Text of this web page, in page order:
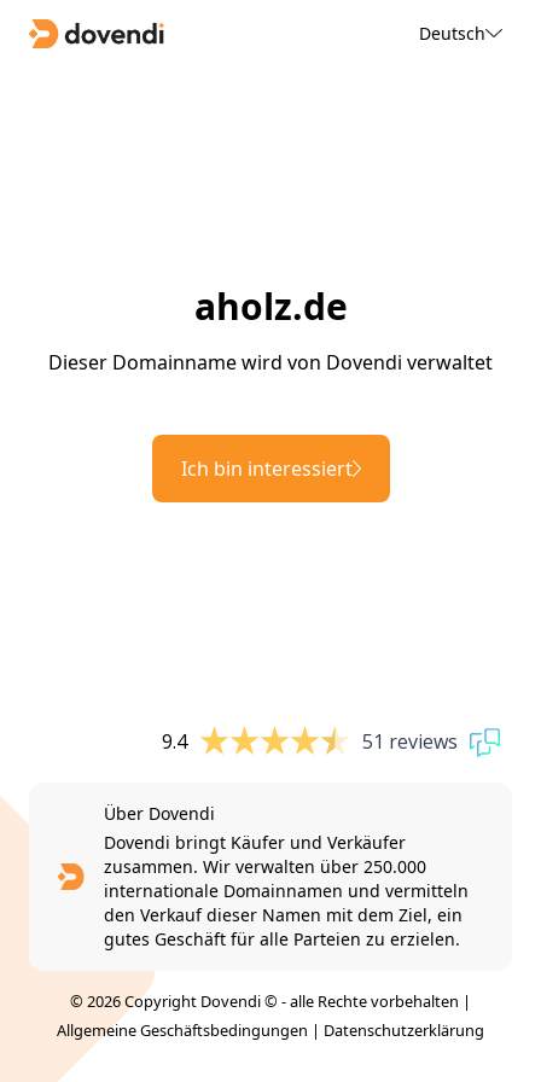
Deutsch
aholz.de
Dieser Domainname wird von Dovendi verwaltet
Ich bin interessiert
9.4 51 reviews
Über Dovendi
Dovendi bringt Käufer und Verkäufer
zusammen. Wir verwalten über 250.000
internationale Domainnamen und vermitteln
den Verkauf dieser Namen mit dem Ziel, ein
gutes Geschäft für alle Parteien zu erzielen.
© 2026 Copyright Dovendi © - alle Rechte vorbehalten |
Allgemeine Geschäftsbedingungen | Datenschutzerklärung